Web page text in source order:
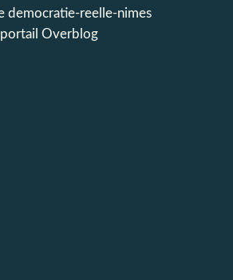
democratie-reelle-nimes
Overblog